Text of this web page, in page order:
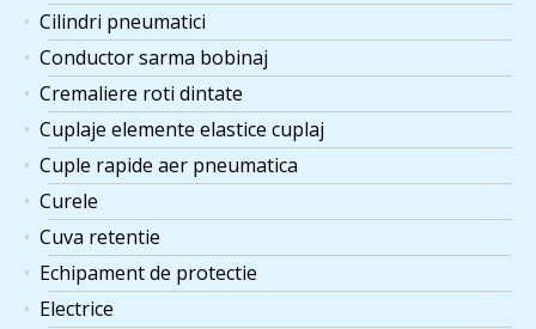
Cilindri pneumatici
Conductor sarma bobinaj
Cremaliere roti dintate
Cuplaje elemente elastice cuplaj
Cuple rapide aer pneumatica
Curele
Cuva retentie
Echipament de protectie
Electrice